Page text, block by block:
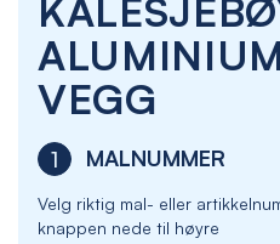
VEGG
1 MALNUMMER
Velg riktig mal- eller
knappen nede til høyre
beginning
the
images
gallery